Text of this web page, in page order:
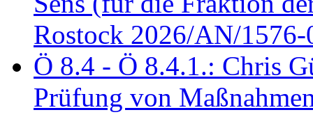
Rostock 2026/AN/1576-
Ö 8.4 - Ö 8.4.1.: Chris
Prüfung von